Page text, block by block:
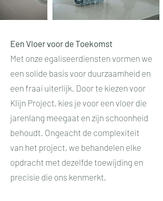
Een Vloer voor de Toekomst
Met onze egaliseerdiensten vormen we
een solide basis voor duurzaamheid en
een fraai uiterlijk. Door te kiezen voor
Klijn Project, kies je voor een vloer die
jarenlang meegaat en zijn schoonheid
behoudt. Ongeacht de complexiteit
van het project, we behandelen elke
opdracht met dezelfde toewijding en
precisie die ons kenmerkt.